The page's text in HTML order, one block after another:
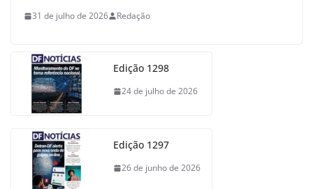
31 de julho de 2026 Redação
Edição 1298
24 de julho de 2026
Edição 1297
26 de junho de 2026